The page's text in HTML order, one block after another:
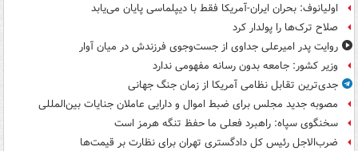
اولیانوف: بحران ایران-آمریکا فقط با دیپلماسی پایان می‌یابد
صلاح ترک‌ها را پولدار کرد
روایت پدر امیرعلی جداوی از جست‌وجوی فرزندش در میان آوار
وزیر کشور: جامعه بدون رسانه مفهومی ندارد
جدی‌ترین تقابل نظامی آمریکا از زمان جنگ جهانی
مصوبه جدید مجلس برای ضبط اموال و دارایی عاملان جنایات بین‌المللی
سخنگوی سپاه: راهبرد فعلی ما حفظ تنگه هرمز است
ضرب‌الاجل رئیس کل دادگستری تهران برای نظارت بر قیمت‌ها